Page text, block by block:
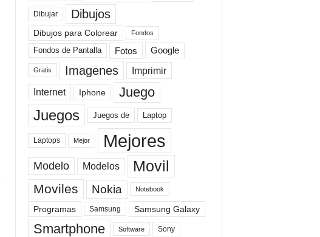
Dibujar Dibujos
Dibujos para Colorear Fondos
Fondos de Pantalla Fotos Google
Gratis Imagenes Imprimir
Internet Iphone Juego
Juegos Juegos de Laptop
Laptops Mejor Mejores
Modelo Modelos Movil
Moviles Nokia Notebook
Programas Samsung Samsung Galaxy
Smartphone Software Sony